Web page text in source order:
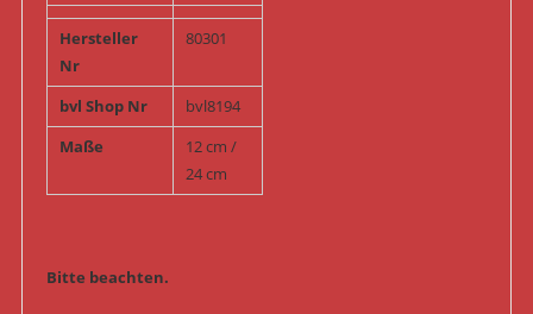
Hersteller
Nr
80301
bvl Shop Nr
bvl8194
Maße
12 cm /
24 cm
Bitte beachten.